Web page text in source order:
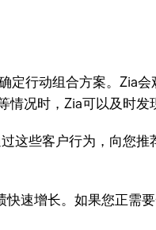
行动组合方案。Zia
况时，Zia可以及时发
这些客户行为，向您
快速增长。如果您正需